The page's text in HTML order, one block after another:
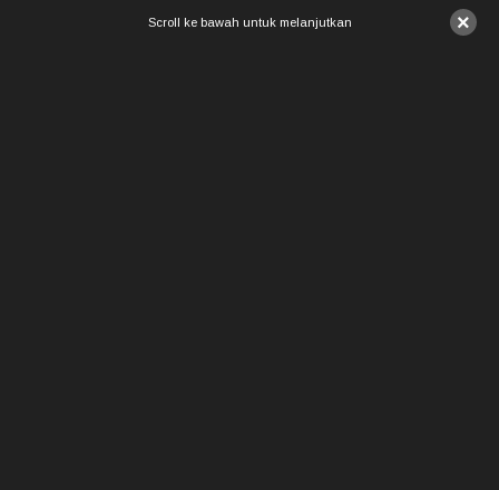
×
Scroll ke bawah untuk melanjutkan